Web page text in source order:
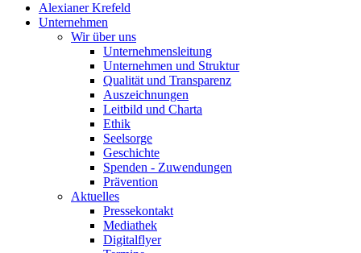
Alexianer Krefeld
Unternehmen
Wir über uns
Unternehmensleitung
Unternehmen und Struktur
Qualität und Transparenz
Auszeichnungen
Leitbild und Charta
Ethik
Seelsorge
Geschichte
Spenden - Zuwendungen
Prävention
Aktuelles
Pressekontakt
Mediathek
Digitalflyer